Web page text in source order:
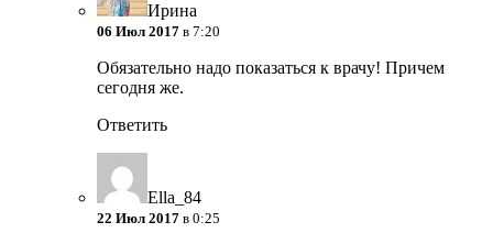
Ирина
06 Июл 2017 в 7:20
Обязательно надо показаться к врачу! Причем
сегодня же.
Ответить
Ella_84
22 Июл 2017 в 0:25